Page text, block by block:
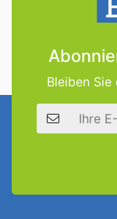
Bleiben
E-Mail